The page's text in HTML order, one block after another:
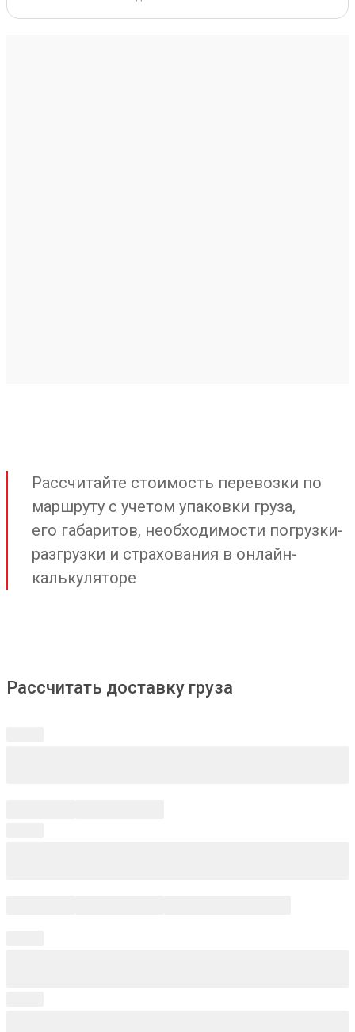
Рассчитайте стоимость перевозки по
маршруту с учетом упаковки груза,
его габаритов, необходимости погрузки-
разгрузки и страхования в онлайн-
калькуляторе
Рассчитать доставку груза